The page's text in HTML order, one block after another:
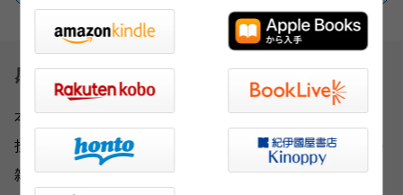
感想を送る
本書をお読みになったご意見・ご感想をお寄せください。
投稿されたお客様の声は、弊社ウェブサイト、また新聞・
雑誌広告などに掲載させていただく場合がございます。